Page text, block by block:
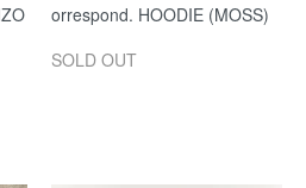
orrespond. HOODIE (MOSS)
SOLD OUT